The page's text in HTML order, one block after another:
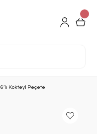
6’lı Kokteyl Peçete